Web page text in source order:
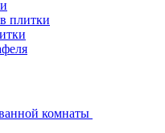
плитки
комнаты